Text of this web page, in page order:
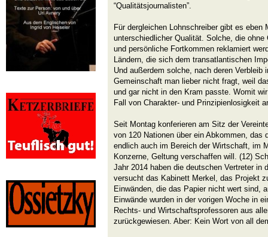
“Qualitätsjournalisten”.
Für dergleichen Lohnschreiber gibt es eben
unterschiedlicher Qualität. Solche, die ohne
und persönliche Fortkommen reklamiert
Ländern, die sich dem transatlantischen
Und außerdem solche, nach deren Verbleib
Gemeinschaft man lieber nicht fragt, weil
und gar nicht in den Kram passte. Womit
Fall von Charakter- und Prinzipienlosigkeit
Seit Montag konferieren am Sitz der
von 120 Nationen über ein Abkommen, das
endlich auch im Bereich der Wirtschaft, im
Konzerne, Geltung verschaffen will. (12)
Jahr 2014 haben die deutschen Vertreter in
versucht das Kabinett Merkel, das Projekt
Einwänden, die das Papier nicht wert sind,
Einwände wurden in der vorigen Woche in
Rechts- und Wirtschaftsprofessoren aus
zurückgewiesen. Aber: Kein Wort von all